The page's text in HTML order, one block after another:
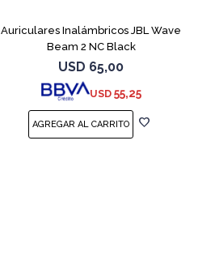
Auriculares Inalámbricos JBL Wave
Beam 2 NC Black
USD 65,00
USD 55,25